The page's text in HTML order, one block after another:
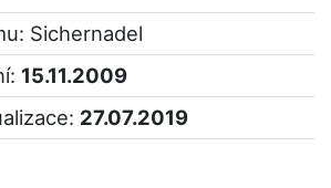
Sichernadel
15.11.2009
27.07.2019